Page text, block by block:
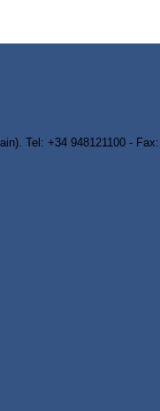
Tel: +34 948121100 -